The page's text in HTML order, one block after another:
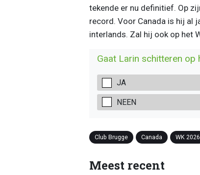
tekende er nu definitief. Op
record. Voor Canada is hij al
interlands. Zal hij ook op het
Gaat Larin schitteren op
JA
NEEN
Club Brugge Canada WK 2026
Meest recent